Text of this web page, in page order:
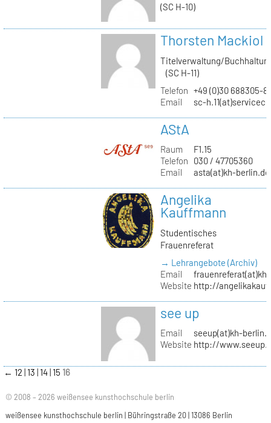
(SC H-10)
Thorsten Mackiol
Titelverwaltung/
(SC H-11)
Telefon +49 (0)30 688305-
Email
sc-
AStA
Raum
F1.15
Telefon
030 / 47705360
Email
asta(at)kh-berlin.de
Angelika
Kauffmann
Studentisches
Frauenreferat
→ Lehrangebote (Archiv)
Email
Website http://
see up
Email
seeup(at)kh-
Website http://
← 12 13 14 15 16
© 2008 – 2026 weißensee kunsthochschule berlin
weißensee kunsthochschule berlin | Bühringstraße 20 | 13086 Berlin